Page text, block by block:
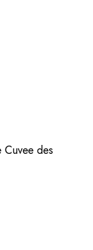
Cuvee des